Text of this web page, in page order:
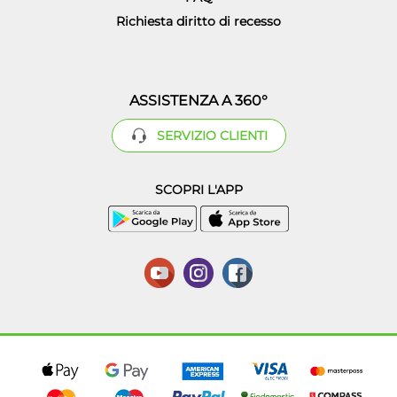
Richiesta diritto di recesso
ASSISTENZA A 360°
SERVIZIO CLIENTI
SCOPRI L'APP